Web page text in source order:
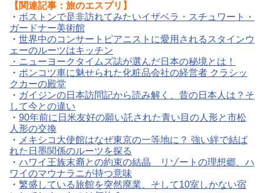
【関連記事：旅のエスプリ】
・ ボストンで是非訪れてみたいイザベラ・スチュワート・
ガードナー美術館
・ 世界中のコンサートピアニストに愛用されるスタインウ
ェーのルーツはキッチン
・ ニューヨークタイムズ誌が選んだ日本の秘境とは！
・ ポンコツ車に魅せられた化粧品会社の経営者 クラシッ
クカーの殿堂
・ ガイジンの日本訪問記から読み解く、昔の日本人は？そ
して今との違い
・ 90年前に日米友好の願い託された青い目の人形と市松
人形の交換
・ メキシコ大使館はなぜ東京の一等地に？ 強い絆で結ば
れた日墨関係のルーツを探る
・ ハワイ王族末裔との約束の結晶 リゾートの理想郷、ハ
ワイのマウナラニが持つ意味
・ 繁盛している旅館を突然廃業、そして10室しかない宿